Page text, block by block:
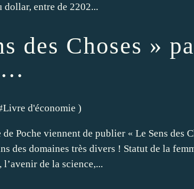
dollar, entre de 2202...
des Choses »
Livre d'économie )
Poche viennent de publier « Le Sens des
des domaines très divers ! Statut de la
de la science,...